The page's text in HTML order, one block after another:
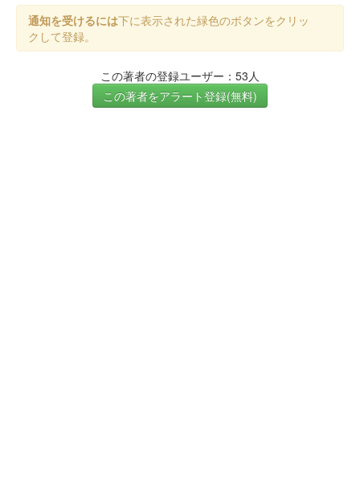
通知を受けるには下に表示された緑色のボタンをクリッ
クして登録。
この著者の登録ユーザー：53人
この著者をアラート登録(無料)